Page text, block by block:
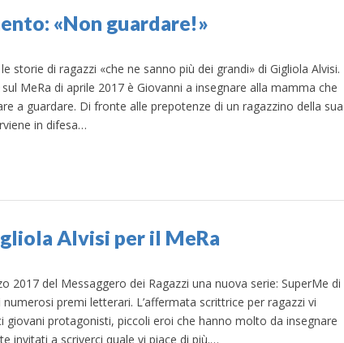
«Non guardare!»
storie di ragazzi «che ne sanno più dei grandi» di Gigliola Alvisi.
MeRa di aprile 2017 è Giovanni a insegnare alla mamma che
a guardare. Di fronte alle prepotenze di un ragazzino della sua
in difesa…
Alvisi per il MeRa
2017 del Messaggero dei Ragazzi una nuova serie: SuperMe di
numerosi premi letterari. L’affermata scrittrice per ragazzi vi
giovani protagonisti, piccoli eroi che hanno molto da insegnare
invitati a scriverci quale vi piace di più.…